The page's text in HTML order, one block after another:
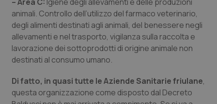
Quotidiano Cardiologia
Quotidiano Chirurgia
Quotidiano Oncologia
Quotidiano Pediatria
animali. Controllo dell’utilizzo del farmaco veterinario,
degli alimenti destinati agli animali, del benessere negli
allevamenti e nel trasporto, vigilanza sulla raccolta e
lavorazione dei sottoprodotti di origine animale non
destinati al consumo umano.
Di fatto, in quasi tutte le Aziende Sanitarie friulane,
questa organizzazione come disposto dal Decreto